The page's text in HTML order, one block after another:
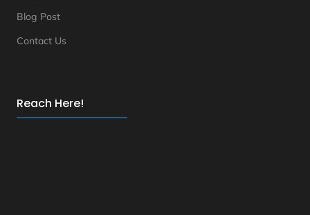
Blog Post
Contact Us
Reach Here!